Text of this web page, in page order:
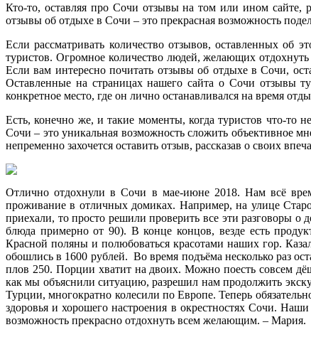
Кто-то, оставляя про Сочи отзывы на том или ином сайте,
отзывы об отдыхе в Сочи – это прекрасная возможность
Если рассматривать количество отзывов, оставленных
туристов. Огромное количество людей, желающих
Если вам интересно почитать отзывы об отдыхе в Сочи,
Оставленные на страницах нашего сайта о Сочи отзывы
конкретное место, где он лично останавливался на время
Есть, конечно же, и такие моменты, когда туристов что-то
Сочи – это уникальная возможность сложить объективное
непременно захочется оставить отзыв, рассказав о своих
Отлично отдохнули в Сочи в мае-июне 2018. Нам всё
проживание в отличных домиках. Например, на улице
приехали, то просто решили проверить все эти разговоры
блюда примерно от 90). В конце концов, везде есть
Красной поляны и полюбоваться красотами наших гор.
обошлись в 1600 рублей. Во время подъёма несколько раз
плов 250. Порции хватит на двоих. Можно поесть совсем
как мы объяснили ситуацию, разрешил нам продолжить
Турции, многократно колесили по Европе. Теперь
здоровья и хорошего настроения в окрестностях Сочи.
возможность прекрасно отдохнуть всем желающим. – Мария.